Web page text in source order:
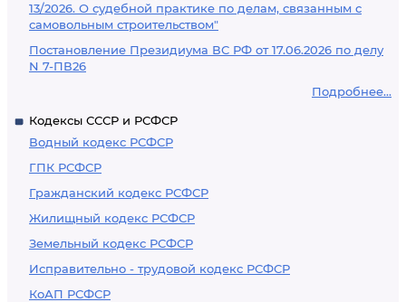
13/2026. О судебной практике по делам, связанным с
самовольным строительством"
Постановление Президиума ВС РФ от 17.06.2026 по делу
N 7-ПВ26
Подробнее...
Кодексы СССР и РСФСР
Водный кодекс РСФСР
ГПК РСФСР
Гражданский кодекс РСФСР
Жилищный кодекс РСФСР
Земельный кодекс РСФСР
Исправительно - трудовой кодекс РСФСР
КоАП РСФСР